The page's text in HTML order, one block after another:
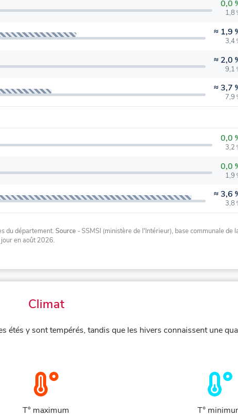
0,0
1,8
≈ 1,9
3,4
≈ 2,0
9,1
≈ 3,7
7,9
0,0
3,2
0,0
1,9
≈ 3,6
3,8
du département. Source - SSMSI (ministère de l'Intérieur), base communale de
en août 2026.
Climat
y sont tempérés, tandis que les hivers connaissent une
T° maximum
T°